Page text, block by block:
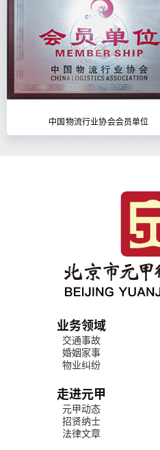
中国物流行业协会会员单位
业务领域
交通事故
婚姻家事
物业纠纷
走进元甲
元甲动态
招贤纳士
法律文章